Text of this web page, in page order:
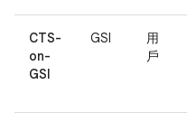
CTS-
on-
GSI
GSI
用
戶